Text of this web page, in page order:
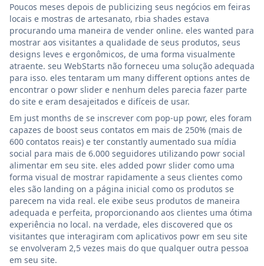
Poucos meses depois de publicizing seus negócios em feiras
locais e mostras de artesanato, rbia shades estava
procurando uma maneira de vender online. eles wanted para
mostrar aos visitantes a qualidade de seus produtos, seus
designs leves e ergonômicos, de uma forma visualmente
atraente. seu WebStarts não forneceu uma solução adequada
para isso. eles tentaram um many different options antes de
encontrar o powr slider e nenhum deles parecia fazer parte
do site e eram desajeitados e difíceis de usar.
Em just months de se inscrever com pop-up powr, eles foram
capazes de boost seus contatos em mais de 250% (mais de
600 contatos reais) e ter constantly aumentado sua mídia
social para mais de 6.000 seguidores utilizando powr social
alimentar em seu site. eles added powr slider como uma
forma visual de mostrar rapidamente a seus clientes como
eles são landing on a página inicial como os produtos se
parecem na vida real. ele exibe seus produtos de maneira
adequada e perfeita, proporcionando aos clientes uma ótima
experiência no local. na verdade, eles discovered que os
visitantes que interagiram com aplicativos powr em seu site
se envolveram 2,5 vezes mais do que qualquer outra pessoa
em seu site.